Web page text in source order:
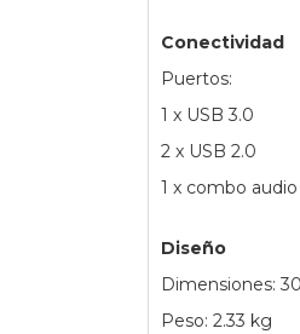
Conectividad
Puertos:
1 x USB 3.0
2 x USB 2.0
1 x combo
Diseño
Dimensiones:
Peso: 2.33 kg